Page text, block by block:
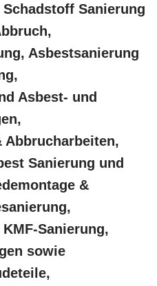
Sanierung
Asbestsanierung
Asbest- und
Abbrucharbeiten,
Sanierung und
&
Sanierung,
sowie